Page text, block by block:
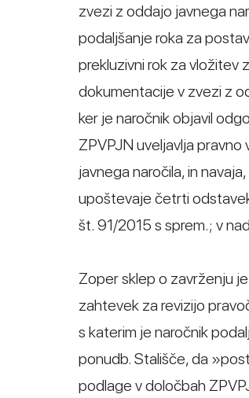
zvezi z oddajo javnega
podaljšanje roka za
prekluzivni rok za vložitev
dokumentacije v zvezi z
ker je naročnik objavil
ZPVPJN uveljavlja
javnega naročila, in
upoštevaje četrti
št. 91/2015 s sprem.; v
Zoper sklep o zavrženju
zahtevek za revizijo
s katerim je naročnik
ponudb. Stališče, da
podlage v določbah